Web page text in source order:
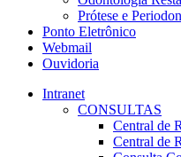
Prótese e
Ponto Eletrônico
Webmail
Ouvidoria
Intranet
CONSULTAS
Central de
Central de